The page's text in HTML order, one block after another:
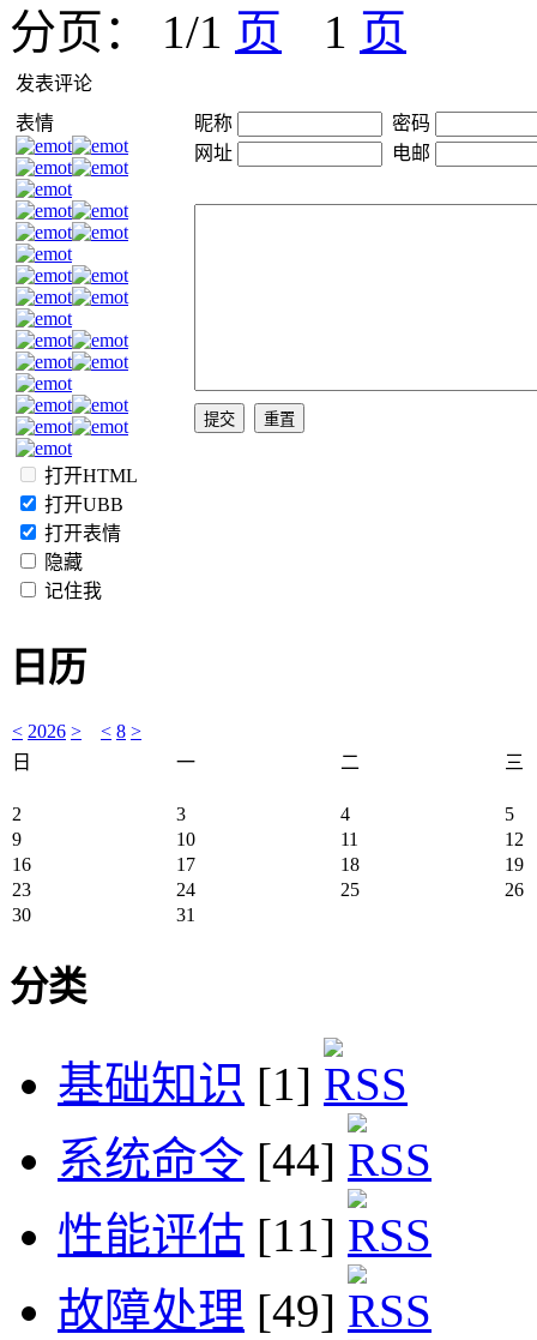
分页： 1/1 1
发表评论
表情
打开HTML
打开UBB
打开表情
隐藏
记住我
昵称
密码
网址
电邮
日历
< 2026 > < 8 >
日
一 二 三
2 3 4
5
9
10 11
12
16
17 18
19
23
24 25
26
30
31
分类
基础知识 [1]
系统命令 [44]
性能评估 [11]
故障处理 [49]